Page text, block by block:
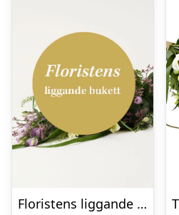
Floristens liggande bukett